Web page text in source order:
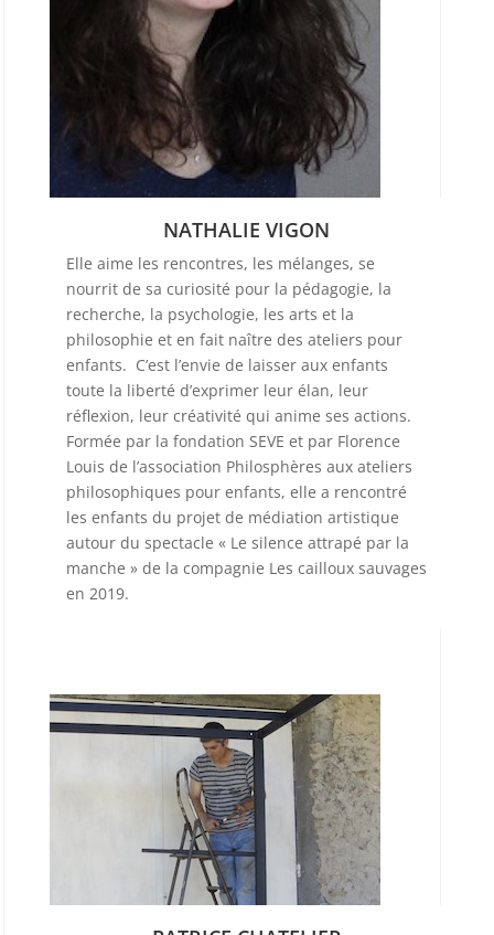
NATHALIE VIGON
Elle aime les rencontres, les mélanges, se
nourrit de sa curiosité pour la pédagogie, la
recherche, la psychologie, les arts et la
philosophie et en fait naître des ateliers pour
enfants. C’est l’envie de laisser aux enfants
toute la liberté d’exprimer leur élan, leur
réflexion, leur créativité qui anime ses actions.
Formée par la fondation SEVE et par Florence
Louis de l’association Philosphères aux ateliers
philosophiques pour enfants, elle a rencontré
les enfants du projet de médiation artistique
autour du spectacle « Le silence attrapé par la
manche » de la compagnie Les cailloux sauvages
en 2019.